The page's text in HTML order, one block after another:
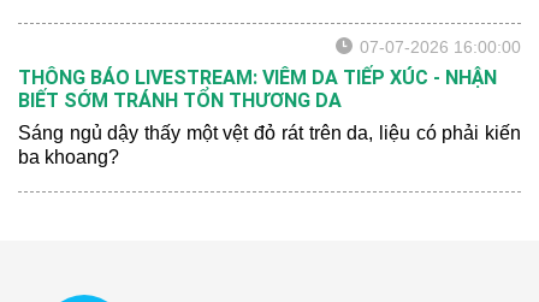
07-07-2026 16:00:00
THÔNG BÁO LIVESTREAM: VIÊM DA TIẾP XÚC - NHẬN
BIẾT SỚM TRÁNH TỔN THƯƠNG DA
Sáng ngủ dậy thấy một vệt đỏ rát trên da, liệu có phải kiến
ba khoang?